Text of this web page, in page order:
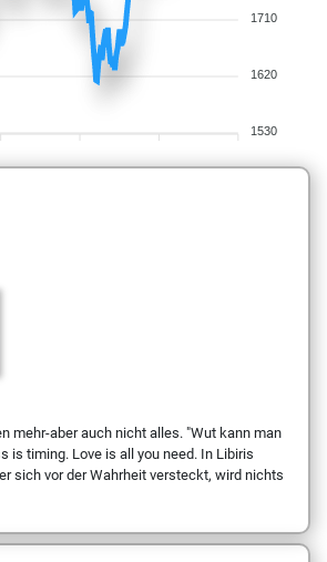
1710
1620
1530
mehr-aber auch nicht alles. "Wut kann man
is timing. Love is all you need. In Libiris
sich vor der Wahrheit versteckt, wird nichts